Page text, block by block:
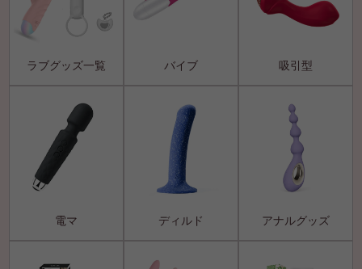
ラブグッズ一覧 バイブ 吸引型
電マ ディルド アナルグッズ